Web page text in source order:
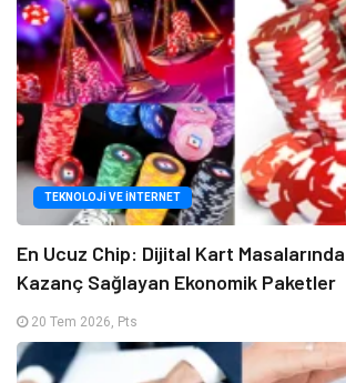
TEKNOLOJI VE İNTERNET
En Ucuz Chip: Dijital Kart
Kazanç Sağlayan Ekonomik Paketler
20 Tem 2026, Pts